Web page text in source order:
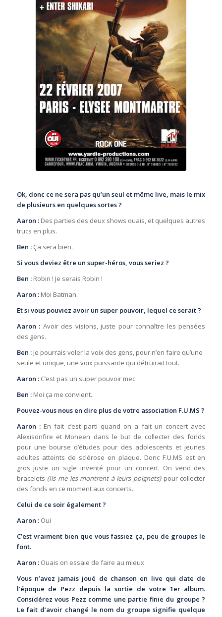
Ok, donc ce ne sera pas qu’un seul et même live, mais le mix
de plusieurs en quelques sortes ?
Aaron :Des parties des deux shows ouais, et quelques autres
trucs en plus.
Ben :Ça sera bien.
Si vous deviez être un super-héros, vous seriez ?
Ben :Robin ! Je serais Robin !
Aaron :Moi Batman.
Et si vous pouviez avoir un super pouvoir, lequel ce serait ?
Aaron : Avoir des visions, juste pour connaître les pensées
des gens.
Ben :Je pourrais voler la voix des gens, pour n’en faire qu’une
seule et unique, une voix puissante qui détruirait tout.
Aaron :C’est pas un super pouvoir mec.
Ben :Moi ça me convient.
Pouvez-vous nous en dire plus de votre association F.U.MS ?
Aaron :En fait c’est parti quand on a fait un concert avec
Alexisonfire et Moneen dans le but de collecter des fonds
pour une bourse d’études pour des adolescents et jeunes
adultes atteints de sclérose en plaque. Donc F.U.MS est en
gros juste un sigle inventé pour un concert. On vend des
bracelets (Ils me les montrent à leurs poignets)pour collecter
des fonds en ce moment aux concerts.
Celui de ce soir également ?
Aaron :Oui
C’est vraiment bien que vous fassiez ça, peu de groupes le
font.
Aaron :Ouais on essaie de faire au mieux
Vous n’avez jamais joué de chanson en live qui date de
l’époque de Pezz depuis la sortie de votre 1er album.
Considérez vous Pezz comme une partie finie du groupe ?
Le fait d’avoir changé le nom du groupe signifie quelque